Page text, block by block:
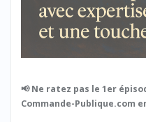
📢 Ne ratez pas le 1er
Commande-Publique.com